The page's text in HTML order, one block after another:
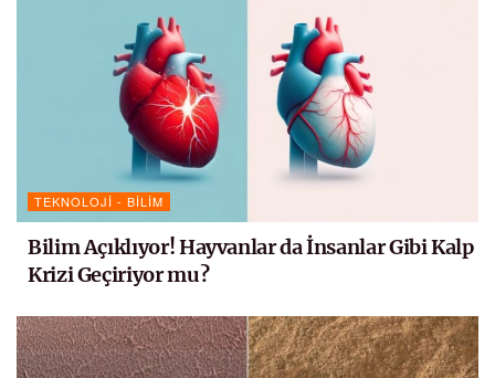
TEKNOLOJI - BILIM
Bilim Açıklıyor! Hayvanlar da İnsanlar Gibi Kalp
Krizi Geçiriyor mu?